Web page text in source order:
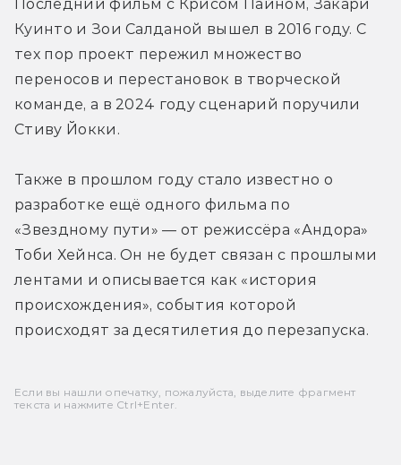
Последний фильм с Крисом Пайном, Закари
Куинто и Зои Салданой вышел в 2016 году. С
тех пор проект пережил множество
переносов и перестановок в творческой
команде, а в 2024 году сценарий поручили
Стиву Йокки.
Также в прошлом году стало известно о
разработке ещё одного фильма по
«Звездному пути» — от режиссёра «Андора»
Тоби Хейнса. Он не будет связан с прошлыми
лентами и описывается как «история
происхождения», события которой
происходят за десятилетия до перезапуска.
Если вы нашли опечатку, пожалуйста, выделите фрагмент
текста и нажмите Ctrl+Enter.